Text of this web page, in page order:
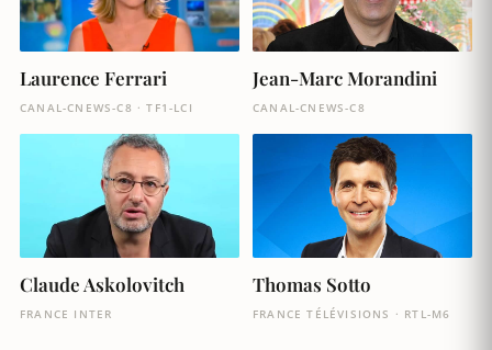
Laurence Ferrari
CANAL-CNEWS-C8 · TF1-LCI
Jean-Marc Morandini
CANAL-CNEWS-C8
Claude Askolovitch
FRANCE INTER
Thomas Sotto
FRANCE TÉLÉVISIONS · RTL-M6